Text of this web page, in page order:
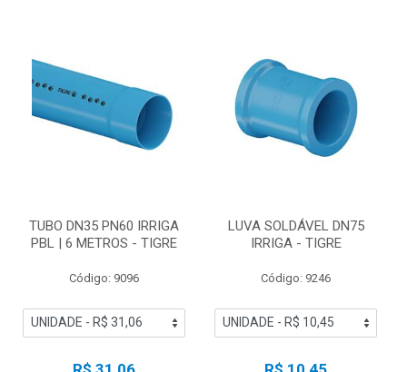
TUBO DN35 PN60 IRRIGA
PBL | 6 METROS - TIGRE
Código: 9096
LUVA SOLDÁVEL DN75
IRRIGA - TIGRE
Código: 9246